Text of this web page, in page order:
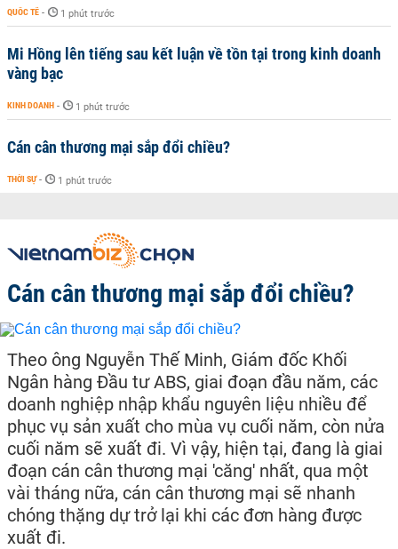
QUỐC TẾ - 1 phút trước
Mi Hồng lên tiếng sau kết luận về tồn tại trong kinh doanh
vàng bạc
KINH DOANH - 1 phút trước
Cán cân thương mại sắp đổi chiều?
THỜI SỰ - 1 phút trước
Cán cân thương mại sắp đổi chiều?
Theo ông Nguyễn Thế Minh, Giám đốc Khối
Ngân hàng Đầu tư ABS, giai đoạn đầu năm, các
doanh nghiệp nhập khẩu nguyên liệu nhiều để
phục vụ sản xuất cho mùa vụ cuối năm, còn nửa
cuối năm sẽ xuất đi. Vì vậy, hiện tại, đang là giai
đoạn cán cân thương mại 'căng' nhất, qua một
vài tháng nữa, cán cân thương mại sẽ nhanh
chóng thặng dự trở lại khi các đơn hàng được
xuất đi.